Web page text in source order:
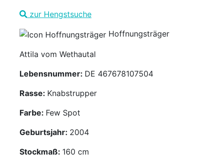
Termine
Mediathek
Partner
zur Hengstsuche
Hoffnungsträger
Attila vom Wethautal
Lebensnummer: DE 467678107504
Rasse: Knabstrupper
Farbe: Few Spot
Geburtsjahr: 2004
Stockmaß: 160 cm